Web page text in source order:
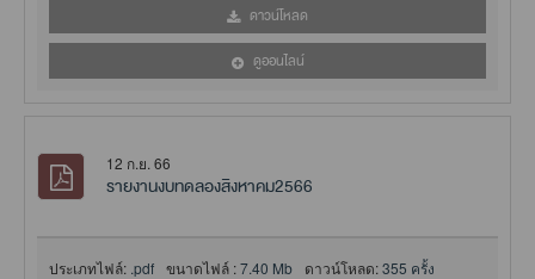
ดาวน์โหลด
ดูออนไลน์
12 ก.ย. 66
รายงานงบทดลองสิงหาคม2566
ประเภทไฟล์: .pdf ขนาดไฟล์ :7.40 Mb ดาวน์โหลด:355 ครั้ง